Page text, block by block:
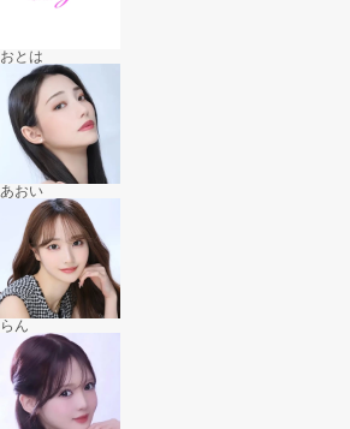
おとは
あおい
らん